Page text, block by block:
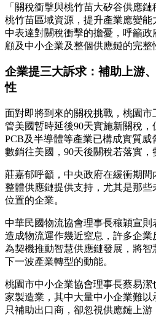
「關稅衝擊與桃竹苗大矽谷供應
桃竹苗區域資源，提升產業應變
中表達對關稅衝擊的擔憂，呼籲
顧及中小企業及整個供應鏈的完整
企業提三大訴求：補助上游
性
面對即將到來的關稅挑戰，桃園
管美國暫時延後90天實施新關稅，
PCB及半導體等產業已構成實質
數銷往美國，90天後關稅若落實，
莊嘉郁呼籲，中央政府在緩衝期
整體供應鏈提供支持，尤其是那
位置的企業。
中華民國物流協會理事長穰穎宣
造成物流運作幾近窒息，許多企
為契機推動智慧供應鏈發展，將
下一波產業轉型的動能。
桃園市中小企業協會理事長蔡易潔
家製造業，其中大量中小企業難
只補助出口商，卻忽視供應鏈上游